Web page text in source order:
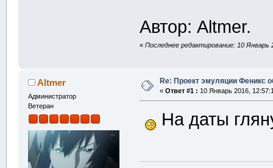
Автор: Altmer.
«Последнее редактирование: 10 Январь
Altmer
Администратор
Ветеран
Re: Проект эмуляции Феникс
« Ответ #1 : 10 Январь 2016,
На даты